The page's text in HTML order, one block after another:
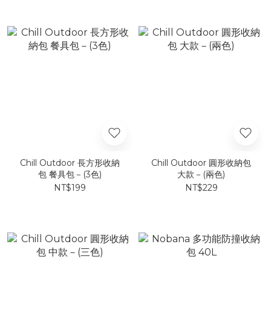
Chill Outdoor 長方形收納
包 餐具包－(3色)
NT$199
Chill Outdoor 圓形收納包
大款－(兩色)
NT$229